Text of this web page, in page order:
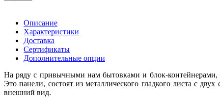
Описание
Характеристики
Доставка
Сертификаты
Дополнительные опции
На ряду с привычными нам бытовками и блок-контейнерами,
Это панели, состоят из металлического гладкого листа с
внешний вид.